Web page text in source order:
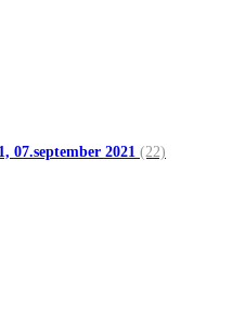
07.september 2021 (22)